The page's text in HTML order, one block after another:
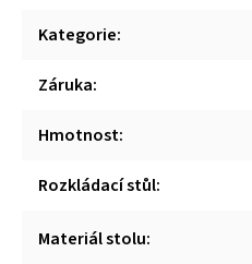
Kategorie:
Záruka:
Hmotnost:
Rozkládací stůl:
Materiál stolu: